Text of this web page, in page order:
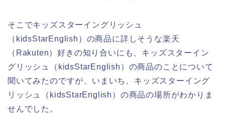
そこでキッズスターイングリッシュ
（kidsStarEnglish）の商品に詳しそうな楽天
（Rakuten）好きの知り合いにも、キッズスターイン
グリッシュ（kidsStarEnglish）の商品のことについて
聞いてみたのですが、いまいち、キッズスターイング
リッシュ（kidsStarEnglish）の商品の場所がわかりま
せんでした。